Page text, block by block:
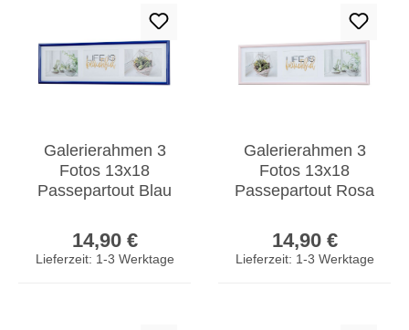
Galerierahmen 3
Fotos 13x18
Passepartout Blau
Fotorahmen
Collage
14,90 €
Lieferzeit: 1-3 Werktage
Galerierahmen 3
Fotos 13x18
Passepartout Rosa
Fotorahmen
Collage
14,90 €
Lieferzeit: 1-3 Werktage